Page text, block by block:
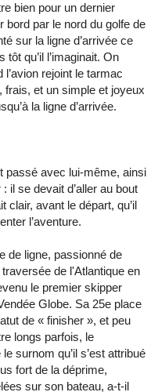
bien pour un dernier
bord par le nord du golfe de
sur la ligne d’arrivée ce
qu’il l’imaginait. On
rejoint le tarmac
frais, et un simple et joyeux
la ligne d’arrivée.
passé avec lui-même, ainsi
il se devait d’aller au bout
clair, avant le départ, qu’il
l’aventure.
de ligne, passionné de
de l'Atlantique en
le premier skipper
Globe. Sa 25e place
de « finisher », et peu
longs parfois, le
surnom qu’il s’est attribué
fort de la déprime,
sur son bateau, a-t-il